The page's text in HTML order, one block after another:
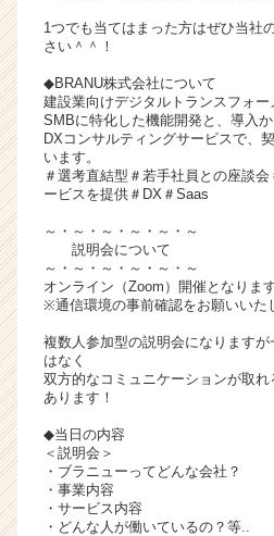
e
C
a
r
e
e
r）
1つでも当てはまった方はぜひ当社
さい＾＾！
◆BRANU株式会社について
建設業向けデジタルトランスフォー
SMBに特化した機能開発と、導入
DXコンサルティングサービスで、
います。
＃選考直結型＃若手社員との座談
ービスを提供＃DX＃Saas
～・～・～・～・～・～
説明会について
～・～・～・～・～・～
オンライン（Zoom）開催となります
※通信環境の事前確認をお願いいた
複数人参加型の説明会になります
はなく
双方的なコミュニケーションが取
あります！
◆当日の内容
＜説明会＞
・ブラニューってどんな会社？
・事業内容
・サービス内容
・どんな人が働いているの？等..